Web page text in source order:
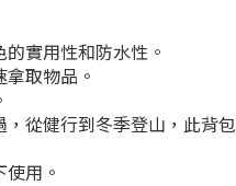
實用性和防水性。
取物品。
從健行到冬季登山，此背
用。